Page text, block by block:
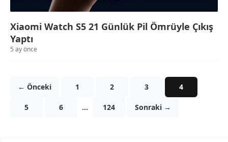
Xiaomi Watch S5 21 Günlük Pil Ömrüyle Çıkış
Yaptı
5 ay önce
← Önceki 1 2 3 4
5 6 … 124 Sonraki →